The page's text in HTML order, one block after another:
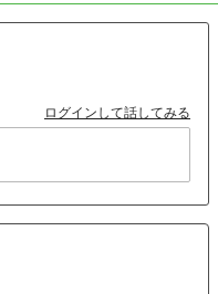
ログインして話してみる